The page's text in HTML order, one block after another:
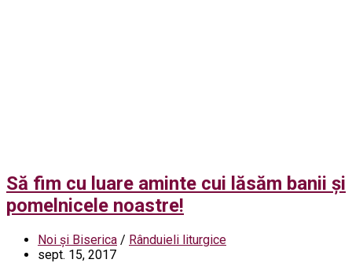
Să fim cu luare aminte cui lăsăm banii şi
pomelnicele noastre!
Noi și Biserica / Rânduieli liturgice
sept. 15, 2017